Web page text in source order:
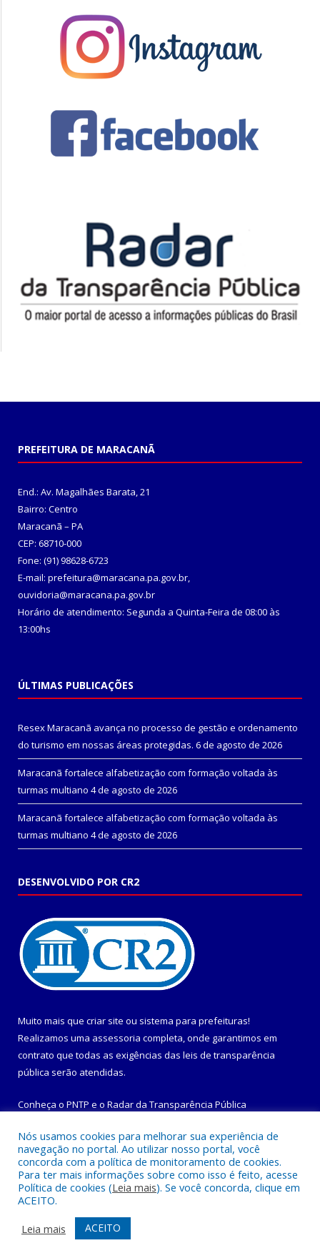
PREFEITURA DE MARACANÃ
End.: Av. Magalhães Barata, 21
Bairro: Centro
Maracanã – PA
CEP: 68710-000
Fone: (91) 98628-6723
E-mail: prefeitura@maracana.pa.gov.br,
ouvidoria@maracana.pa.gov.br
Horário de atendimento: Segunda a Quinta-Feira de 08:00 às
13:00hs
ÚLTIMAS PUBLICAÇÕES
Resex Maracanã avança no processo de gestão e ordenamento
do turismo em nossas áreas protegidas. 6 de agosto de 2026
Maracanã fortalece alfabetização com formação voltada às
turmas multiano 4 de agosto de 2026
Maracanã fortalece alfabetização com formação voltada às
turmas multiano 4 de agosto de 2026
DESENVOLVIDO POR CR2
Muito mais que criar site ou sistema para prefeituras!
Realizamos uma assessoria completa, onde garantimos em
contrato que todas as exigências das leis de transparência
pública serão atendidas.
Conheça o PNTP e o Radar da Transparência Pública
Todos os direitos reservados a Prefeitura Municipal de
Maracanã.
Mapa do Site
Acessar Área Administrativa
Acessar Webmail
Nós usamos cookies para melhorar sua experiência de
navegação no portal. Ao utilizar nosso portal, você
concorda com a política de monitoramento de cookies.
Para ter mais informações sobre como isso é feito, acesse
Política de cookies (Leia mais). Se você concorda, clique em
ACEITO.
Leia mais
ACEITO